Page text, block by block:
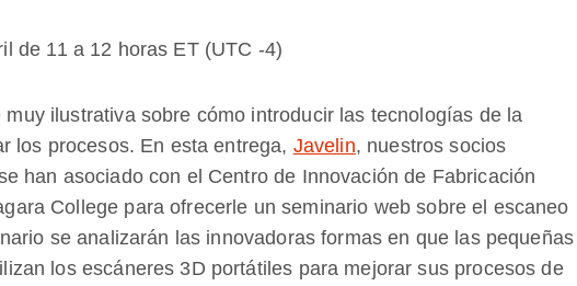
de 11 a 12 horas ET (UTC -4)
ilustrativa sobre cómo introducir las tecnologías de la
los procesos. En esta entrega, Javelin, nuestros socios
han asociado con el Centro de Innovación de Fabricación
College para ofrecerle un seminario web sobre el escaneo
se analizarán las innovadoras formas en que las pequeñas
los escáneres 3D portátiles para mejorar sus procesos de